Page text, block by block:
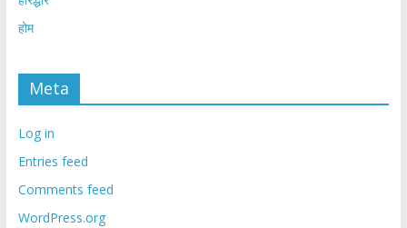
होम
Meta
Log in
Entries feed
Comments feed
WordPress.org